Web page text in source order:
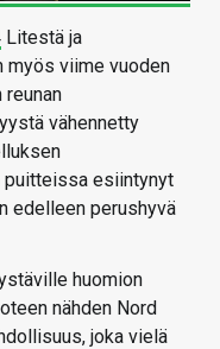
Litestä ja
myös viime vuoden
reunan
vähennetty
esiintynyt
edelleen perushyvä
huomion
nähden Nord
joka vielä